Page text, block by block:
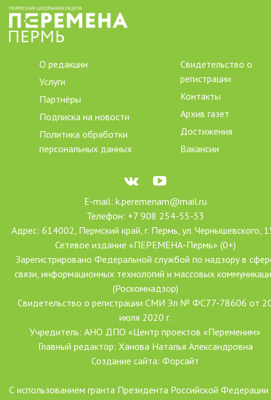
О редакции
Услуги
Партнёры
Подписка на новости
Политика обработки
персональных данных
Свидетельство о
регистрации
Контакты
Архив газет
Достижения
Вакансии
E-mail: k.peremenam@mail.ru
Телефон: +7 908 254-55-53
Адрес: 614002, Пермский край, г. Пермь, ул. Чернышевского,
Сетевое издание «ПЕРЕМЕНА-Пермь» (0+)
Зарегистрировано Федеральной службой по надзору в
связи, информационных технологий и массовых
(Роскомнадзор)
Свидетельство о регистрации СМИ Эл № ФС77-78606 от
июля 2020 г.
Учредитель: АНО ДПО «Центр проектов «Переменим»
Главный редактор: Ханова Наталья Александровна
Создание сайта: Форсайт
С использованием гранта Президента Российской Федерации